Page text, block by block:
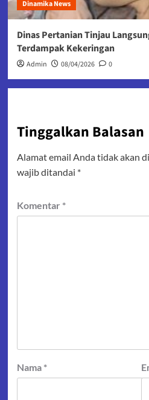
Dinamika News
Dinas Pertanian Tinjau
Terdampak Kekeringan
Admin 08/04/2026 0
Tinggalkan Balasan
Alamat email Anda tidak akan
wajib ditandai *
Komentar *
Nama *